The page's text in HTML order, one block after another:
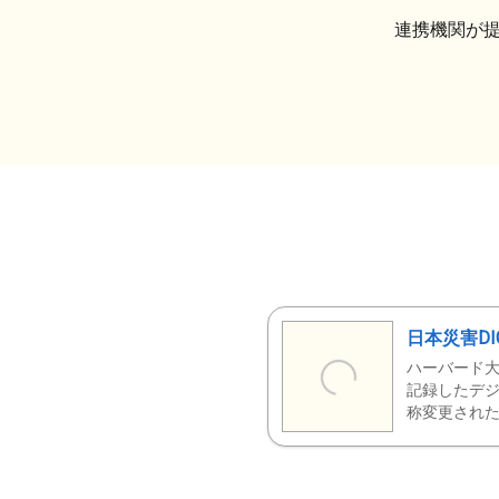
連携機関が
日本災害
ハーバード
記録したデ
称変更された